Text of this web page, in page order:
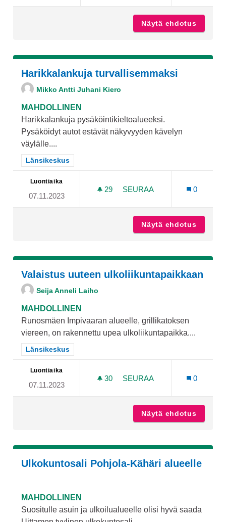
Näytä ehdotus
Harikkalankuja turvallisemmaksi
Mikko Antti Juhani Kiero
MAHDOLLINEN
Harikkalankuja pysäköintikieltoalueeksi.
Pysäköidyt autot estävät näkyvyyden kävelyn
väylälle....
Rajaa tulokset teeman mukaan: Länsikeskus
Länsikeskus
Luontiaika
07.11.2023
29 29 SEURAAJAA
SEURAA
0
Näytä ehdotus
Valaistus uuteen ulkoliikuntapaikkaan
Seija Anneli Laiho
MAHDOLLINEN
Runosmäen Impivaaran alueelle, grillikatoksen
viereen, on rakennettu upea ulkoliikuntapaikka....
Rajaa tulokset teeman mukaan: Länsikeskus
Länsikeskus
Luontiaika
07.11.2023
30 30 SEURAAJAA
SEURAA
0
Näytä ehdotus
Ulkokuntosali Pohjola-Kähäri alueelle
MAHDOLLINEN
Suositulle asuin ja ulkoilualueelle olisi hyvä saada